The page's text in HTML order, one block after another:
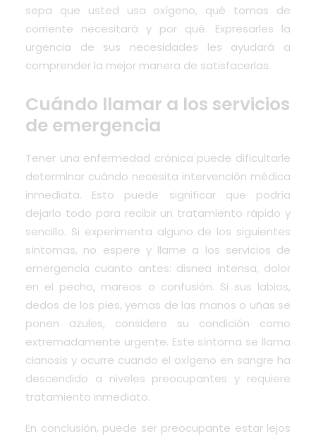
sepa que usted usa oxígeno, qué tomas de
corriente necesitará y por qué. Expresarles la
urgencia de sus necesidades les ayudará a
comprender la mejor manera de satisfacerlas.
Cuándo llamar a los servicios
de emergencia
Tener una enfermedad crónica puede dificultarle
determinar cuándo necesita intervención médica
inmediata. Esto puede significar que podría
dejarlo todo para recibir un tratamiento rápido y
sencillo. Si experimenta alguno de los siguientes
síntomas, no espere y llame a los servicios de
emergencia cuanto antes: disnea intensa, dolor
en el pecho, mareos o confusión. Si sus labios,
dedos de los pies, yemas de las manos o uñas se
ponen azules, considere su condición como
extremadamente urgente. Este síntoma se llama
cianosis y ocurre cuando el oxígeno en sangre ha
descendido a niveles preocupantes y requiere
tratamiento inmediato.
En conclusión, puede ser preocupante estar lejos